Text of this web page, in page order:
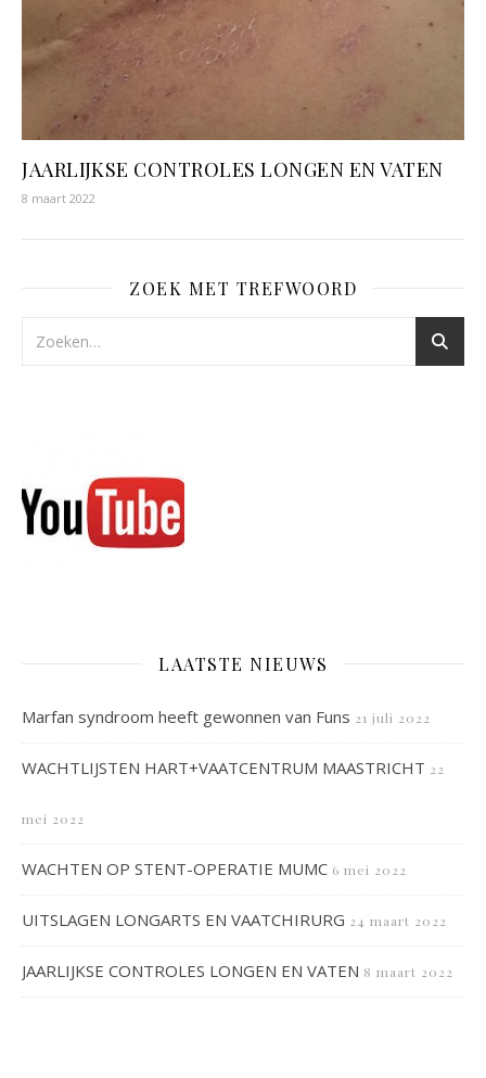
JAARLIJKSE CONTROLES LONGEN EN VATEN
8 maart 2022
ZOEK MET TREFWOORD
LAATSTE NIEUWS
Marfan syndroom heeft gewonnen van Funs 21 juli 2022
WACHTLIJSTEN HART+VAATCENTRUM MAASTRICHT 22
mei 2022
WACHTEN OP STENT-OPERATIE MUMC 6 mei 2022
UITSLAGEN LONGARTS EN VAATCHIRURG 24 maart 2022
JAARLIJKSE CONTROLES LONGEN EN VATEN 8 maart 2022